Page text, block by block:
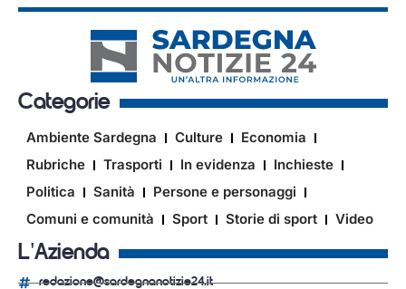
Categorie
Ambiente Sardegna Culture
Economia
Rubriche
Trasporti In evidenza
Inchieste
Politica
Sanità
Persone e personaggi
Comuni e comunità
Sport Storie di sport Video
L'Azienda
redazione@sardegnanotizie24.it